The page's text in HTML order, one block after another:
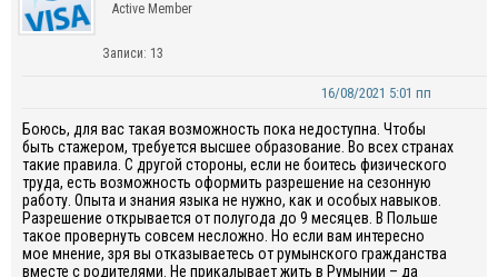
Active Member
Записи: 13
16/08/2021 5:01 пп
Боюсь, для вас такая возможность пока недоступна. Чтобы
быть стажером, требуется высшее образование. Во всех странах
такие правила. С другой стороны, если не боитесь физического
труда, есть возможность оформить разрешение на сезонную
работу. Опыта и знания языка не нужно, как и особых навыков.
Разрешение открывается от полугода до 9 месяцев. В Польше
такое провернуть совсем несложно. Но если вам интересно
мое мнение, зря вы отказываетесь от румынского гражданства
вместе с родителями. Не прикалывает жить в Румынии – да